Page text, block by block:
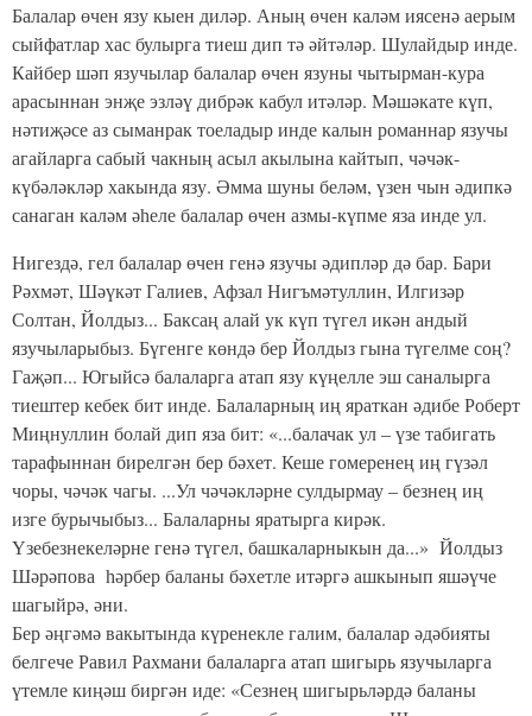
Балалар өчен язу кыен диләр. Аның өчен каләм иясенә аерым
сыйфатлар хас булырга тиеш дип тә әйтәләр. Шулайдыр инде.
Кайбер шәп язучылар балалар өчен язуны чытырман-кура
арасыннан энҗе эзләү дибрәк кабул итәләр. Мәшәкате күп,
нәтиҗәсе аз сыманрак тоеладыр инде калын романнар язучы
агайларга сабый чакның асыл акылына кайтып, чәчәк-
күбәләкләр хакында язу. Әмма шуны беләм, үзен чын әдипкә
санаган каләм әһеле балалар өчен азмы-күпме яза инде ул.
Нигездә, гел балалар өчен генә язучы әдипләр дә бар. Бари
Рәхмәт, Шәүкәт Галиев, Афзал Нигъмәтуллин, Илгизәр
Солтан, Йолдыз... Баксаң алай ук күп түгел икән андый
язучыларыбыз. Бүгенге көндә бер Йолдыз гына түгелме соң?
Гаҗәп... Югыйсә балаларга атап язу күңелле эш саналырга
тиештер кебек бит инде. Балаларның иң яраткан әдибе Роберт
Миңнуллин болай дип яза бит: «...балачак ул – үзе табигать
тарафыннан бирелгән бер бәхет. Кеше гомеренең иң гүзәл
чоры, чәчәк чагы. ...Ул чәчәкләрне сулдырмау – безнең иң
изге бурычыбыз... Балаларны яратырга кирәк.
Үзебезнекеләрне генә түгел, башкаларныкын да...» Йолдыз
Шәрәпова һәрбер баланы бәхетле итәргә ашкынып яшәүче
шагыйрә, әни.
Бер әңгәмә вакытында күренекле галим, балалар әдәбияты
белгече Равил Рахмани балаларга атап шигырь язучыларга
үтемле киңәш биргән иде: «Сезнең шигырьләрдә баланы